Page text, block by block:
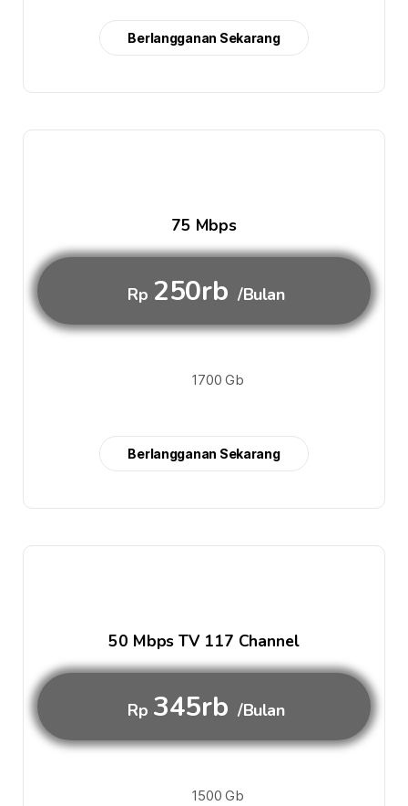
Berlangganan Sekarang
75 Mbps
Rp 250rb /Bulan
1700 Gb
Berlangganan Sekarang
50 Mbps TV 117 Channel
Rp 345rb /Bulan
1500 Gb